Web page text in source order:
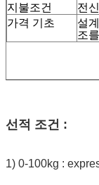
지불조건
전
가격 기초
설
조
선적 조건 :
1) 0-100kg :